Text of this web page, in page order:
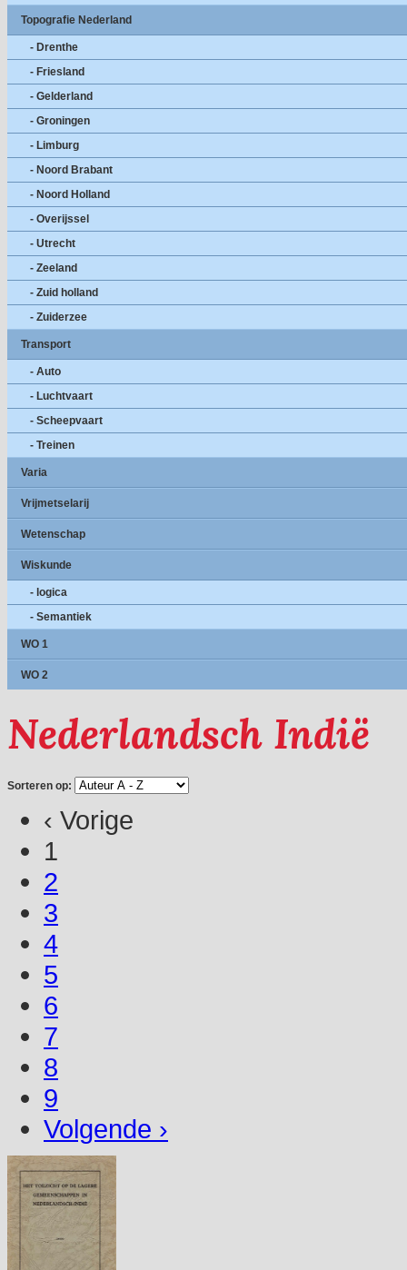
Topografie Nederland
- Drenthe
- Friesland
- Gelderland
- Groningen
- Limburg
- Noord Brabant
- Noord Holland
- Overijssel
- Utrecht
- Zeeland
- Zuid holland
- Zuiderzee
Transport
- Auto
- Luchtvaart
- Scheepvaart
- Treinen
Varia
Vrijmetselarij
Wetenschap
Wiskunde
- logica
- Semantiek
WO 1
WO 2
Nederlandsch Indië
Sorteren op:
‹ Vorige
1
2
3
4
5
6
7
8
9
Volgende ›